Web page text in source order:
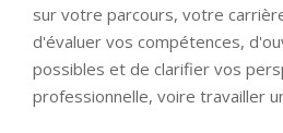
sur votre parcours, votre
d'évaluer vos compétences,
possibles et de clarifier vos
professionnelle, voire travailler